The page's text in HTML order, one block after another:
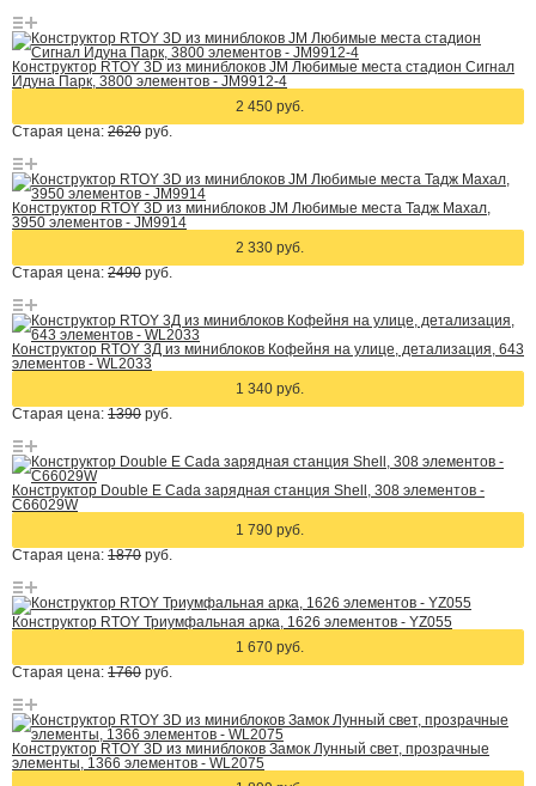
Конструктор RTOY 3D из миниблоков JM Любимые места стадион Сигнал
Идуна Парк, 3800 элементов - JM9912-4
2 450 руб.
Старая цена: 2620 руб.
Конструктор RTOY 3D из миниблоков JM Любимые места Тадж Махал,
3950 элементов - JM9914
2 330 руб.
Старая цена: 2490 руб.
Конструктор RTOY 3Д из миниблоков Кофейня на улице, детализация, 643
элементов - WL2033
1 340 руб.
Старая цена: 1390 руб.
Конструктор Double E Cada зарядная станция Shell, 308 элементов -
C66029W
1 790 руб.
Старая цена: 1870 руб.
Конструктор RTOY Триумфальная арка, 1626 элементов - YZ055
1 670 руб.
Старая цена: 1760 руб.
Конструктор RTOY 3D из миниблоков Замок Лунный свет, прозрачные
элементы, 1366 элементов - WL2075